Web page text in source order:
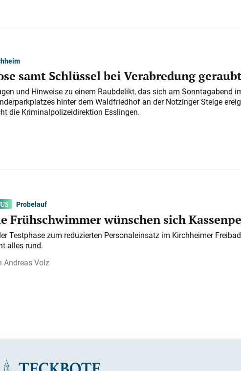
samt Schlüssel bei Verabredung
und Hinweise zu einem Raubdelikt, das sich am Sonntagabend
hinter dem Waldfriedhof an der Notzinger Steige
die Kriminalpolizeidirektion Esslingen.
Probelauf
Frühschwimmer wünschen sich
Testphase zum reduzierten Personaleinsatz im Kirchheimer
alles rund.
Andreas Volz